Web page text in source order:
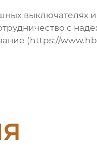
выключателяхи
с
(https://